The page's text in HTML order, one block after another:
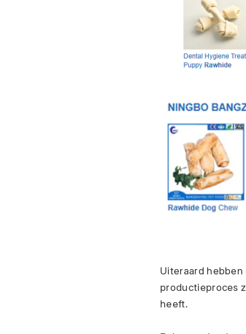
Uiteraard
productieproces
heeft.